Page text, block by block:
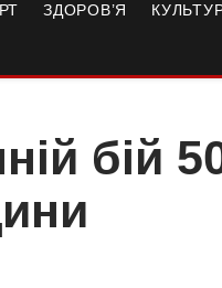
ЗДОРОВ’Я
бій